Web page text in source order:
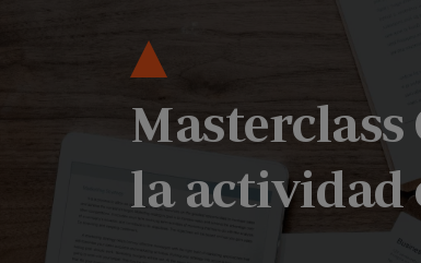
Masterclass
la actividad